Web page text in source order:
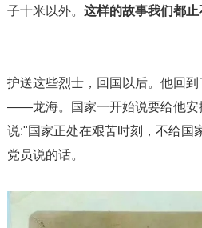
子十米以外。 这样的故事我们都止
护送这些烈士，回国以后。他回
——龙海。国家一开始说要给他安
说:"国家正处在艰苦时刻，不给国
党员说的话。